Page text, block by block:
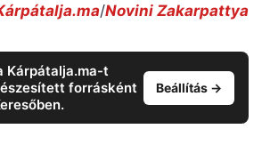
/Novini Zakarpattya
Kárpátalja.ma-t
forrásként
Beállítás →